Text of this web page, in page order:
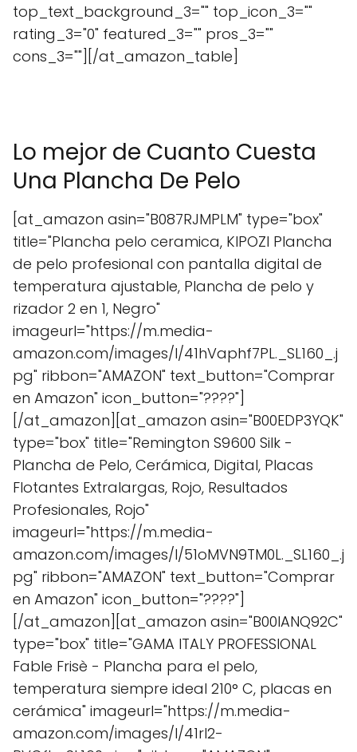
top_text_background_3="" top_icon_3=""
rating_3="0" featured_3="" pros_3=""
cons_3=""][/at_amazon_table]
Lo mejor de Cuanto Cuesta
Una Plancha De Pelo
[at_amazon asin="B087RJMPLM" type="box"
title="Plancha pelo ceramica, KIPOZI Plancha
de pelo profesional con pantalla digital de
temperatura ajustable, Plancha de pelo y
rizador 2 en 1, Negro"
imageurl="https://m.media-
amazon.com/images/I/41hVaphf7PL._SL160_.j
pg" ribbon="AMAZON" text_button="Comprar
en Amazon" icon_button="????"]
[/at_amazon][at_amazon asin="B00EDP3YQK"
type="box" title="Remington S9600 Silk -
Plancha de Pelo, Cerámica, Digital, Placas
Flotantes Extralargas, Rojo, Resultados
Profesionales, Rojo"
imageurl="https://m.media-
amazon.com/images/I/51oMVN9TM0L._SL160_.j
pg" ribbon="AMAZON" text_button="Comprar
en Amazon" icon_button="????"]
[/at_amazon][at_amazon asin="B00IANQ92C"
type="box" title="GAMA ITALY PROFESSIONAL
Fable Frisè - Plancha para el pelo,
temperatura siempre ideal 210° C, placas en
cerámica" imageurl="https://m.media-
amazon.com/images/I/41rI2-